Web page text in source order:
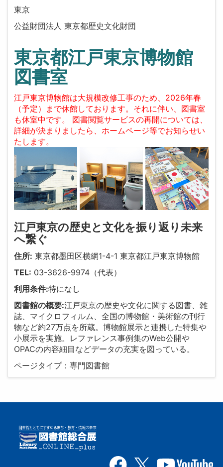
東京
公益財団法人 東京都歴史文化財団
東京都江戸東京博物館
図書室
江戸東京博物館は大規模改修工事のため、2026年春
（予定）まで休館しております。それに伴い、図書室
も休室中です。 図書閲覧サービスの再開については、
詳細が決まりましたら、ホームページ等でお知らせい
たします。
江戸東京の歴史と文化を振り返り未来
へ繋ぐ
住所: 東京都墨田区横網1-4-1 東京都江戸東京博物館
TEL: 03-3626-9974（代表）
利用条件:特になし
図書館の概要:江戸東京の歴史や文化に関する図書、雑
誌、マイクロフィルム、全国の博物館・美術館の刊行
物など約27万点を所蔵。博物館展示と連携した特集や
小展示を実施。レファレンス事例集のWeb公開や
OPACの内容細目などデータの充実を図っている。
ページタイプ：専門図書館